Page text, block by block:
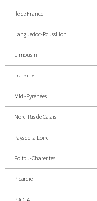
Ile de France
Languedoc-Roussillon
Limousin
Lorraine
Midi-Pyrénées
Nord-Pas de Calais
Pays de la Loire
Poitou-Charentes
Picardie
P.A.C.A